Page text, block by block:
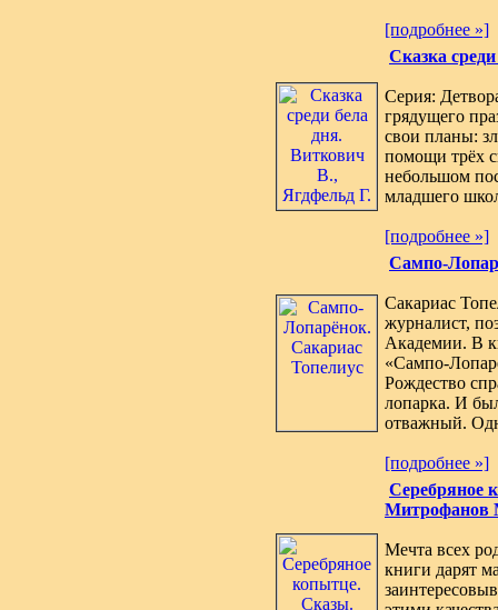
[подробнее »]
Сказка
Серия:
грядущего
свои планы:
помощи трёх
небольшом
младшего
[подробнее »]
Сампо-
Сакариас
журналист,
Академии. В
«Сампо-
Рождество
лопарка. И
отважный.
[подробнее »]
Серебряное
Митрофанов
Мечта всех
книги дарят